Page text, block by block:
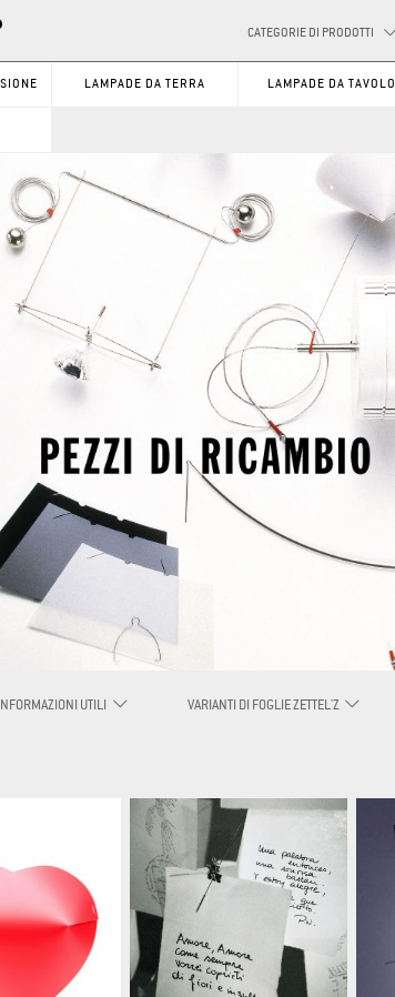
CATEGORIE DI PRODOTTI
CATEGORIE DI PRODOTTI
LAMPADE DA SOFFITTO
LAMPADE A SOSPENSIONE
LAMPADE DA TERRA
LAMPADE DA TAVOLO
LAMPADE DA PARETE
SISTEMI
PEZZI DI RICAMBIO
DEUTSCH ENGLISH
LAMPADE DA TERRA LAMPADE DA TAVOLO
UTILI VARIANTI DI FOGLIE ZETTEL'Z